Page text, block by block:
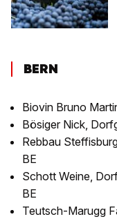
BERN
Biovin Bruno
Bösiger Nick,
Rebbau
BE
Schott Weine,
BE
Teutsch-Marugg